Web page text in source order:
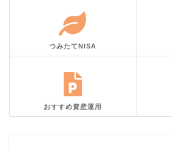
つみたてNISA
おすすめ資産運用